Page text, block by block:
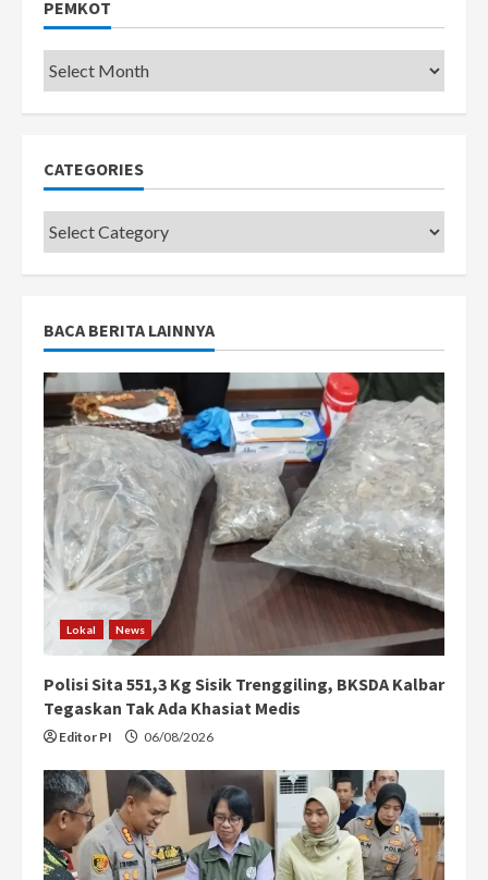
PEMKOT
Pemkot
CATEGORIES
Categories
BACA BERITA LAINNYA
Lokal News
Polisi Sita 551,3 Kg Sisik Trenggiling, BKSDA Kalbar
Tegaskan Tak Ada Khasiat Medis
Editor PI 06/08/2026